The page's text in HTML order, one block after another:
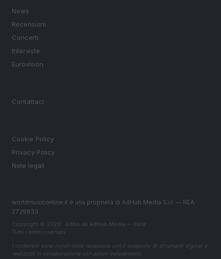
News
Recensioni
Concerti
Interviste
Eurovision
Contattaci
Cookie Policy
Privacy Policy
Note legali
worldmusiconline.it è una proprietà di AdHub Media S.r.l. — REA
2729933
Copyright © 2026 · Edito da AdHub Media — Italia
Tutti i diritti riservati
I contenuti sono curati dalla redazione con il supporto di strumenti digitali e
realizzati in collaborazione con autori indipendenti.